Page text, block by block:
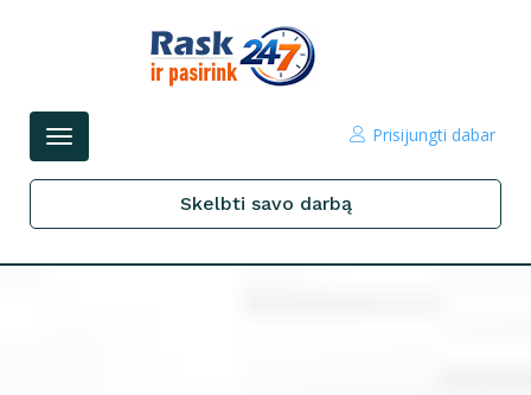
Perjungti
Prisijungti dabar
Skelbti savo darbą